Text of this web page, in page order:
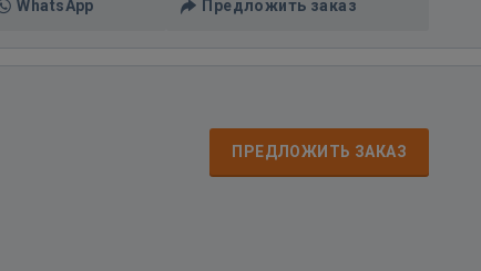
WhatsApp Предложить заказ
ПРЕДЛОЖИТЬ ЗАКАЗ